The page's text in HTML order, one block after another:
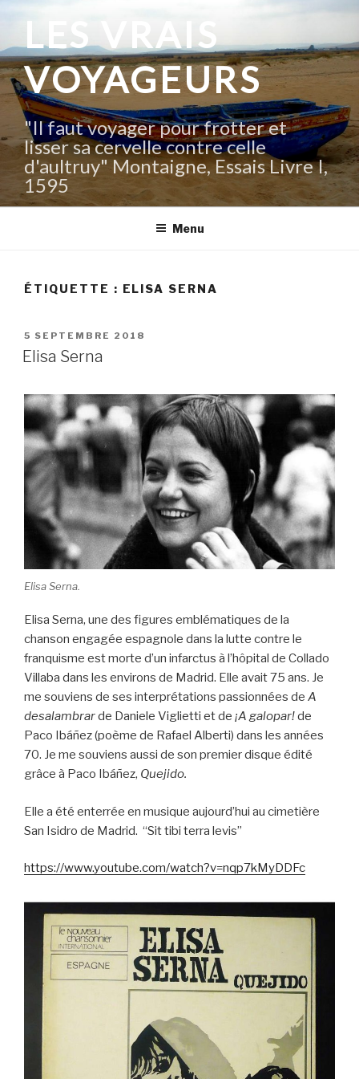
contenu
principal
LES VRAIS
VOYAGEURS
"Il faut voyager pour frotter et
lisser sa cervelle contre celle
d'aultruy" Montaigne, Essais Livre I,
1595
Menu
ÉTIQUETTE : ELISA SERNA
PUBLIÉ
LE
5 SEPTEMBRE 2018
Elisa Serna
Elisa Serna.
Elisa Serna, une des figures emblématiques de la
chanson engagée espagnole dans la lutte contre le
franquisme est morte d’un infarctus à l’hôpital de Collado
Villaba dans les environs de Madrid. Elle avait 75 ans. Je
me souviens de ses interprétations passionnées de A
desalambrarde Daniele Viglietti et de ¡A galopar!de
Paco Ibáñez (poème de Rafael Alberti) dans les années
70. Je me souviens aussi de son premier disque édité
grâce à Paco Ibáñez, Quejido.
Elle a été enterrée en musique aujourd’hui au cimetière
San Isidro de Madrid. “Sit tibi terra levis”
https://www.youtube.com/watch?v=nqp7kMyDDFc